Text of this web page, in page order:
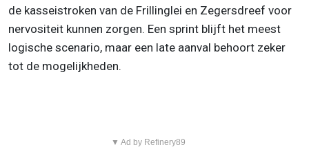
de kasseistroken van de Frillinglei en Zegersdreef voor
nervositeit kunnen zorgen. Een sprint blijft het meest
logische scenario, maar een late aanval behoort zeker
tot de mogelijkheden.
▼ Ad by Refinery89